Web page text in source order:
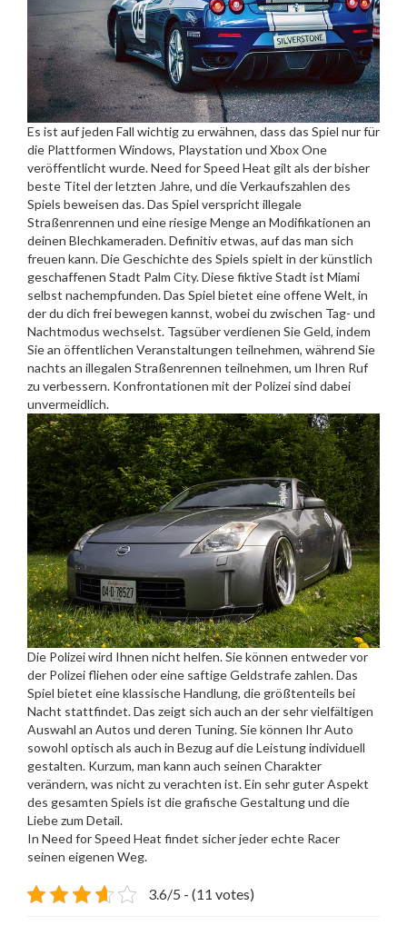
Es ist auf jeden Fall wichtig zu erwähnen, dass das Spiel nur für
die Plattformen Windows, Playstation und Xbox One
veröffentlicht wurde. Need for Speed Heat gilt als der bisher
beste Titel der letzten Jahre, und die Verkaufszahlen des
Spiels beweisen das. Das Spiel verspricht illegale
Straßenrennen und eine riesige Menge an Modifikationen an
deinen Blechkameraden. Definitiv etwas, auf das man sich
freuen kann. Die Geschichte des Spiels spielt in der künstlich
geschaffenen Stadt Palm City. Diese fiktive Stadt ist Miami
selbst nachempfunden. Das Spiel bietet eine offene Welt, in
der du dich frei bewegen kannst, wobei du zwischen Tag- und
Nachtmodus wechselst. Tagsüber verdienen Sie Geld, indem
Sie an öffentlichen Veranstaltungen teilnehmen, während Sie
nachts an illegalen Straßenrennen teilnehmen, um Ihren Ruf
zu verbessern. Konfrontationen mit der Polizei sind dabei
unvermeidlich.
Die Polizei wird Ihnen nicht helfen. Sie können entweder vor
der Polizei fliehen oder eine saftige Geldstrafe zahlen. Das
Spiel bietet eine klassische Handlung, die größtenteils bei
Nacht stattfindet. Das zeigt sich auch an der sehr vielfältigen
Auswahl an Autos und deren Tuning. Sie können Ihr Auto
sowohl optisch als auch in Bezug auf die Leistung individuell
gestalten. Kurzum, man kann auch seinen Charakter
verändern, was nicht zu verachten ist. Ein sehr guter Aspekt
des gesamten Spiels ist die grafische Gestaltung und die
Liebe zum Detail.
In Need for Speed Heat findet sicher jeder echte Racer
seinen eigenen Weg.
3.6/5 - (11 votes)